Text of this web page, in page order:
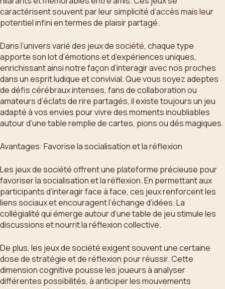
caractérisent souvent par leur simplicité d’accès mais leur
potentiel infini en termes de plaisir partagé.
Dans l’univers varié des jeux de société, chaque type
apporte son lot d’émotions et d’expériences uniques,
enrichissant ainsi notre façon d’interagir avec nos proches
dans un esprit ludique et convivial. Que vous soyez adeptes
de défis cérébraux intenses, fans de collaboration ou
amateurs d’éclats de rire partagés, il existe toujours un jeu
adapté à vos envies pour vivre des moments inoubliables
autour d’une table remplie de cartes, pions ou dés magiques.
Avantages: Favorise la socialisation et la réflexion
Les jeux de société offrent une plateforme précieuse pour
favoriser la socialisation et la réflexion. En permettant aux
participants d’interagir face à face, ces jeux renforcent les
liens sociaux et encouragent l’échange d’idées. La
collégialité qui émerge autour d’une table de jeu stimule les
discussions et nourrit la réflexion collective.
De plus, les jeux de société exigent souvent une certaine
dose de stratégie et de réflexion pour réussir. Cette
dimension cognitive pousse les joueurs à analyser
différentes possibilités, à anticiper les mouvements